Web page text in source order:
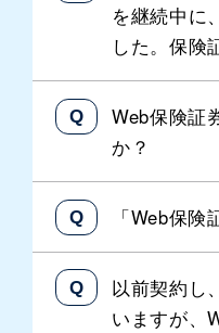
を継続中に
した。保険
Web保険証
か？
「Web保
以前契約し
いますが、